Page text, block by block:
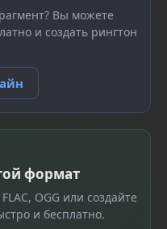
Вы можете
и создать рингтон
формат
OGG или создайте
и бесплатно.